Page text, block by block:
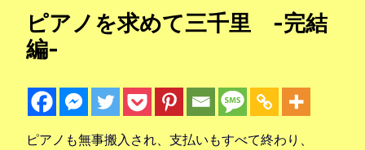
ピアノを求めて三千里 -完結
編-
ピアノも無事搬入され、支払いもすべて終わり、